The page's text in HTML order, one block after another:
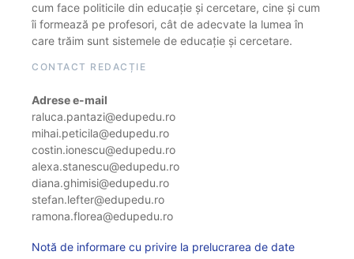
cum face politicile din educație și cercetare, cine și cum
îi formează pe profesori, cât de adecvate la lumea în
care trăim sunt sistemele de educație și cercetare.
CONTACT REDACȚIE
Adrese e-mail
raluca.pantazi@edupedu.ro
mihai.peticila@edupedu.ro
costin.ionescu@edupedu.ro
alexa.stanescu@edupedu.ro
diana.ghimisi@edupedu.ro
stefan.lefter@edupedu.ro
ramona.florea@edupedu.ro
Notă de informare cu privire la prelucrarea de date